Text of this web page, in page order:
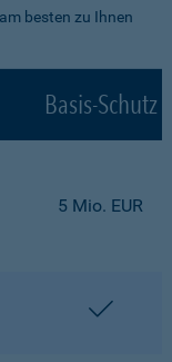
besten zu Ihnen
Basis-Schutz
5 Mio. EUR